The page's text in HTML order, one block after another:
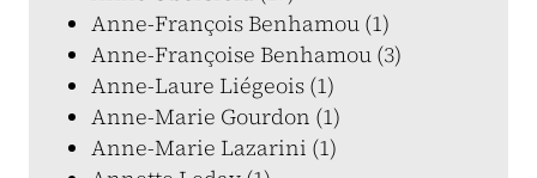
Anne-François Benhamou (1)
Anne-Françoise Benhamou (3)
Anne-Laure Liégeois (1)
Anne-Marie Gourdon (1)
Anne-Marie Lazarini (1)